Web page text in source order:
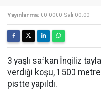
Yayınlanma: 00 0000 Salı 00:00
3 yaşlı safkan İngiliz
verdiği koşu, 1500
pistte yapıldı.